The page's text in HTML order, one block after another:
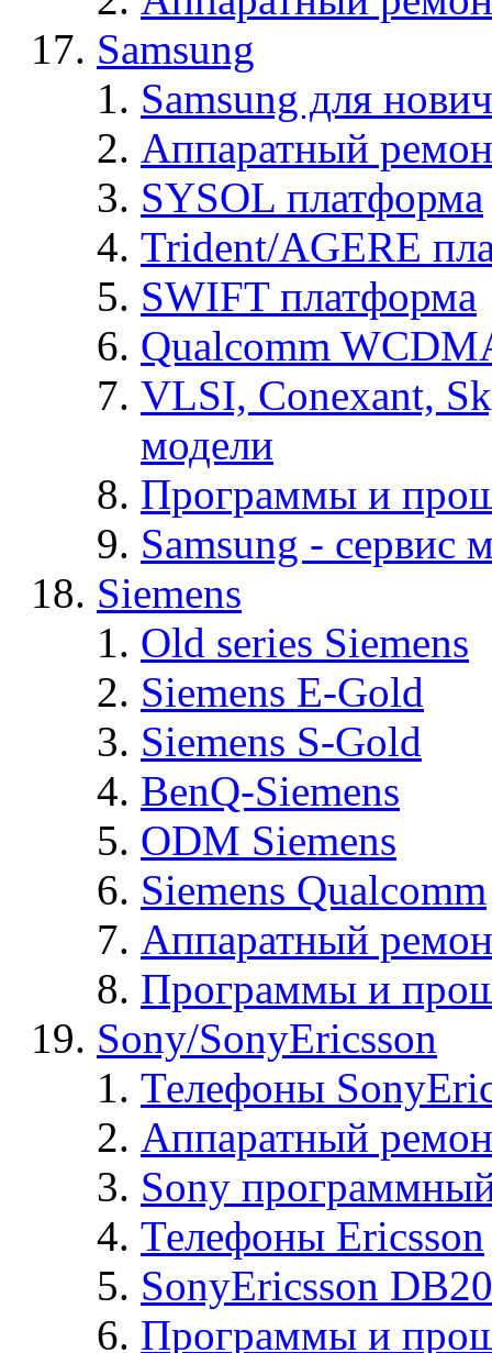
Samsung
Samsung для
Аппаратный
SYSOL платформа
Trident/AGERE
SWIFT платформа
Qualcomm
VLSI, Conexant,
модели
Программы и
Samsung - cервис
Siemens
Old series Siemens
Siemens E-Gold
Siemens S-Gold
BenQ-Siemens
ODM Siemens
Siemens Qualcomm
Аппаратный
Программы и
Sony/SonyEricsson
Телефоны
Аппаратный
Sony
Телефоны Ericsson
SonyEricsson
Программы и